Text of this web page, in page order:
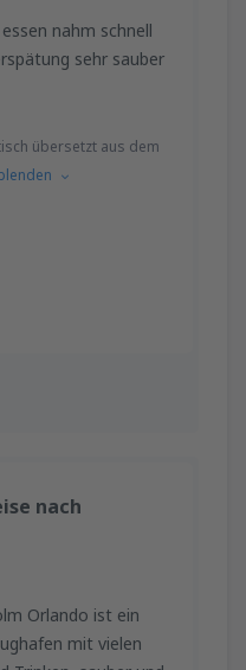
nahm schnell
sehr sauber
übersetzt aus dem
nach
Orlando ist ein
mit vielen